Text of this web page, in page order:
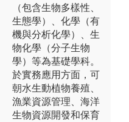
（包含生物多樣性、
生態學）、化學（有
機與分析化學）、生
物化學（分子生物
學）等為基礎學科。
於實務應用方面，可
朝水生動植物養殖、
漁業資源管理、海洋
生物資源開發和保育